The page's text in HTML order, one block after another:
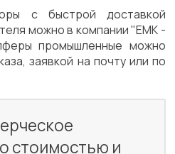
с быстрой доставкой
можно в компании "ЕМК -
промышленные можно
заявкой на почту или по
стоимостью и